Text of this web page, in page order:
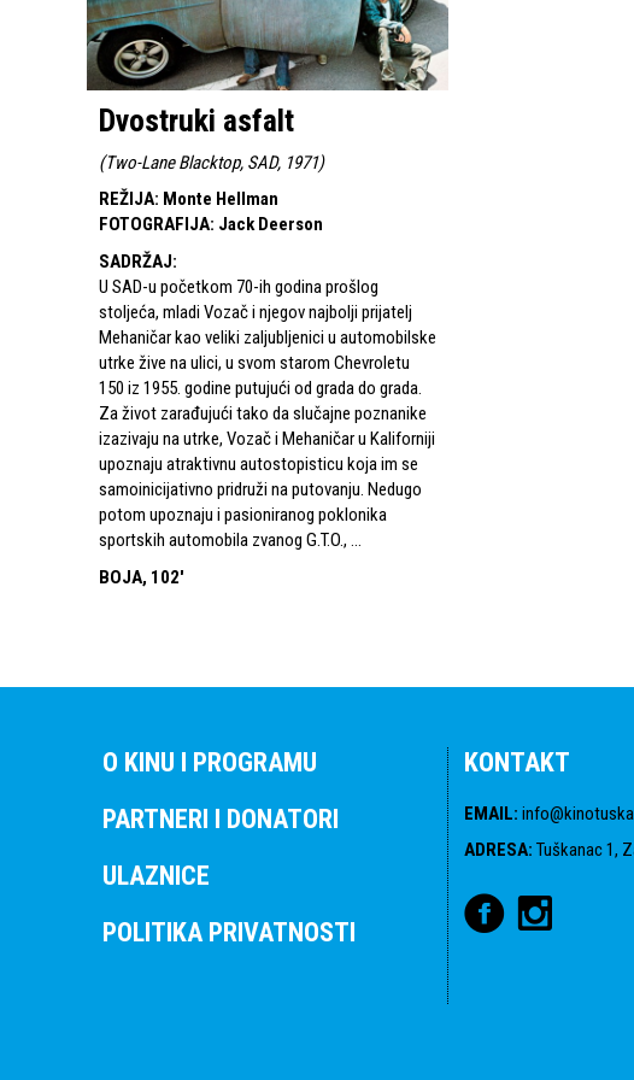
Dvostruki asfalt
(Two-Lane Blacktop, SAD, 1971)
REŽIJA: Monte Hellman
FOTOGRAFIJA: Jack Deerson
SADRŽAJ:
U SAD-u početkom 70-ih godina prošlog
stoljeća, mladi Vozač i njegov najbolji prijatelj
Mehaničar kao veliki zaljubljenici u automobilske
utrke žive na ulici, u svom starom Chevroletu
150 iz 1955. godine putujući od grada do grada.
Za život zarađujući tako da slučajne poznanike
izazivaju na utrke, Vozač i Mehaničar u Kaliforniji
upoznaju atraktivnu autostopisticu koja im se
samoinicijativno pridruži na putovanju. Nedugo
potom upoznaju i pasioniranog poklonika
sportskih automobila zvanog G.T.O., ...
BOJA, 102'
O KINU I PROGRAMU
PARTNERI I DONATORI
ULAZNICE
POLITIKA PRIVATNOSTI
KONTAKT
EMAIL:
ADRESA: Tuškanac 1,